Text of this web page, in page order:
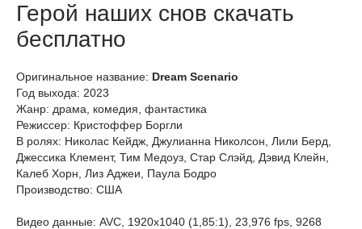
Герой наших снов скачать
бесплатно
Оригинальное название: Dream Scenario
Год выхода: 2023
Жанр: драма, комедия, фантастика
Режиссер: Кристоффер Боргли
В ролях: Николас Кейдж, Джулианна Николсон, Лили Берд,
Джессика Клемент, Тим Медоуз, Стар Слэйд, Дэвид Клейн,
Калеб Хорн, Лиз Аджеи, Паула Бодро
Производство: США
Видео данные: AVC, 1920x1040 (1,85:1), 23,976 fps, 9268